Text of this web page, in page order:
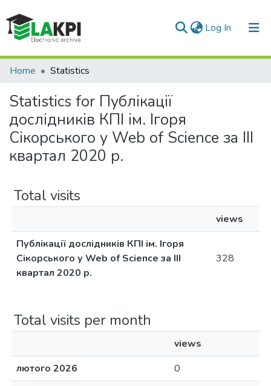
Log In (current)
Communities & Collections
All of DSpace
Home Statistics
Statistics for Публікації
дослідників КПІ ім. Ігоря
Сікорського у Web of Science за ІII
квартал 2020 р.
Total visits
views
Публікації дослідників КПІ ім. Ігоря
Сікорського у Web of Science за ІII
квартал 2020 р.
328
Total visits per month
views
лютого 2026
0